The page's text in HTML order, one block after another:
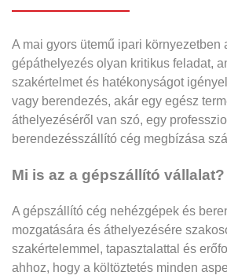
A mai gyors ütemű ipari környezetben
gépáthelyezés olyan kritikus feladat,
szakértelmet és hatékonyságot
vagy berendezés, akár egy egész
áthelyezéséről van szó, egy
berendezésszállító cég megbízása
Mi is az a gépszállító vállalat?
A gépszállító cég nehézgépek és
mozgatására és áthelyezésére
szakértelemmel, tapasztalattal és
ahhoz, hogy a költöztetés minden